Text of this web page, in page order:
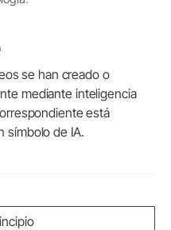
se han creado o
mediante inteligencia
está
símbolo de IA.